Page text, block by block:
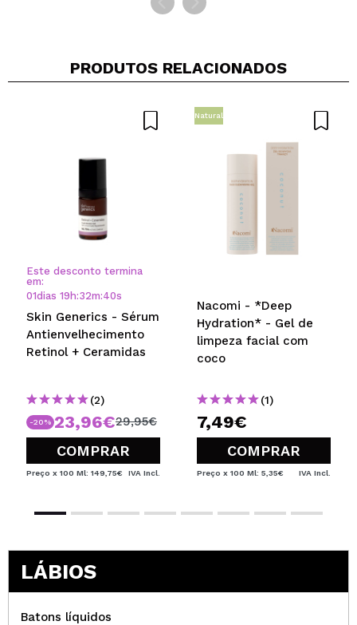
PRODUTOS RELACIONADOS
Este desconto termina
em:
01dias 19h:32m:40s
Skin Generics - Sérum
Antienvelhecimento
Retinol + Ceramidas
(2)
-20% 23,96€29,95€
COMPRAR
Preço x 100 Ml: 149,75€ IVA Incl.
Natural
Nacomi - *Deep
Hydration* - Gel de
limpeza facial com
coco
(1)
7,49€
COMPRAR
Preço x 100 Ml: 5,35€ IVA Incl.
LÁBIOS
Batons líquidos